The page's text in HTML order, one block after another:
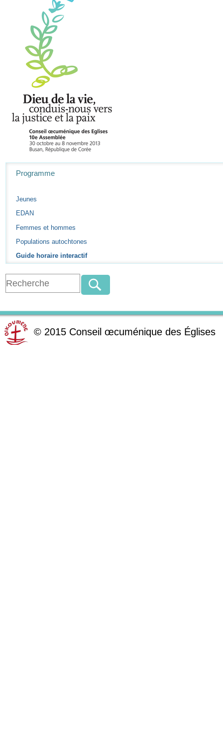
Programme
Jeunes
EDAN
Femmes et hommes
Populations autochtones
Guide horaire interactif
© 2015 Conseil œcuménique des Églises